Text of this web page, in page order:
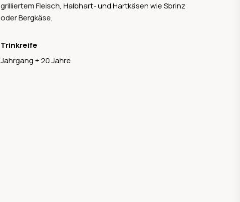
grilliertem Fleisch, Halbhart- und Hartkäsen wie Sbrinz
oder Bergkäse.
Trinkreife
Jahrgang + 20 Jahre